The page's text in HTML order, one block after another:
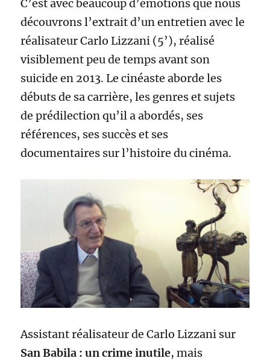
C’est avec beaucoup d’émotions que nous
découvrons l’extrait d’un entretien avec le
réalisateur Carlo Lizzani (5’), réalisé
visiblement peu de temps avant son
suicide en 2013. Le cinéaste aborde les
débuts de sa carrière, les genres et sujets
de prédilection qu’il a abordés, ses
références, ses succès et ses
documentaires sur l’histoire du cinéma.
Assistant réalisateur de Carlo Lizzani sur
San Babila : un crime inutile, mais